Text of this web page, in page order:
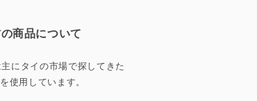
商品について
にタイの市場で探してきた
使用しています。